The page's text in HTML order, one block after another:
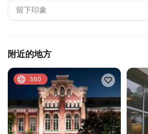
附近的地方
360